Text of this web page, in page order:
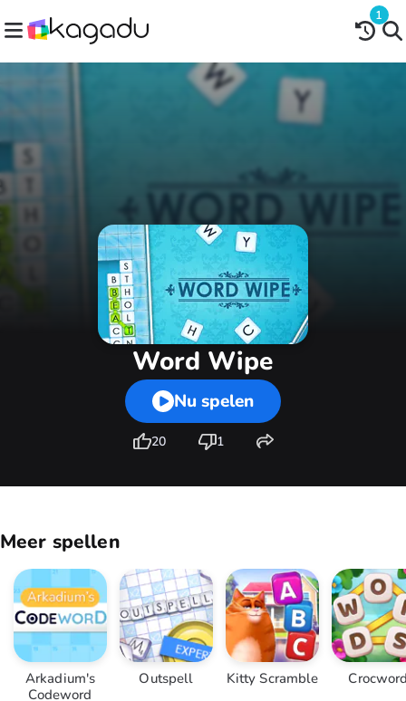
1
Word Wipe
Nu spelen
20 1
Meer spellen
Arkadium's
Codeword
Outspell Kitty Scramble